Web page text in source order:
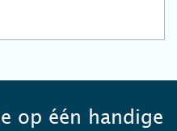
op één handige